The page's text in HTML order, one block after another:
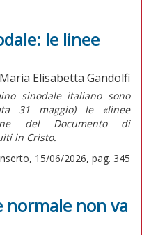
le linee
Maria Elisabetta Gandolfi
sinodale italiano sono
31 maggio) le «linee
del Documento di
in Cristo.
15/06/2026, pag. 345
normale non va